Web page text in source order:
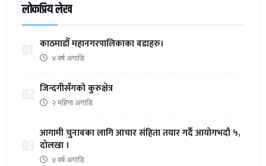
लोकप्रिय लेख
काठमाडौँ महानगरपालिकाका वडाहरु।
४ वर्ष अगाडि
जिन्दगीसँगको कुरुक्षेत्र
२ महिना अगाडि
आगामी चुनावका लागि आचार संहिता तयार गर्दै आयोगभदौ ५,
दोलखा ।
४ वर्ष अगाडि